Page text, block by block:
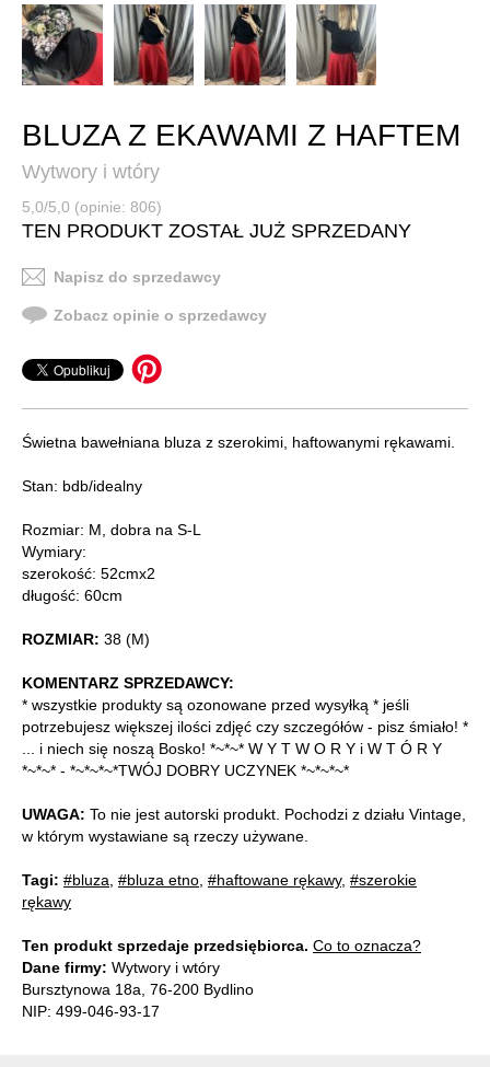
BLUZA Z EKAWAMI Z HAFTEM
Wytwory i wtóry
5,0/5,0 (opinie: 806)
TEN PRODUKT ZOSTAŁ JUŻ SPRZEDANY
Napisz do sprzedawcy
Zobacz opinie o sprzedawcy
Świetna bawełniana bluza z szerokimi, haftowanymi rękawami.
Stan: bdb/idealny
Rozmiar: M, dobra na S-L
Wymiary:
szerokość: 52cmx2
długość: 60cm
ROZMIAR: 38 (M)
KOMENTARZ SPRZEDAWCY:
* wszystkie produkty są ozonowane przed wysyłką * jeśli
potrzebujesz większej ilości zdjęć czy szczegółów - pisz śmiało! *
... i niech się noszą Bosko! *~*~* W Y T W O R Y i W T Ó R Y
*~*~* - *~*~*~*TWÓJ DOBRY UCZYNEK *~*~*~*
UWAGA: To nie jest autorski produkt. Pochodzi z działu Vintage,
w którym wystawiane są rzeczy używane.
Tagi: #bluza #bluza etno #haftowane rękawy, #szerokie
rękawy
Ten produkt sprzedaje przedsiębiorca. Co to oznacza?
Dane firmy: Wytwory i wtóry
Bursztynowa 18a, 76-200 Bydlino
NIP: 499-046-93-17